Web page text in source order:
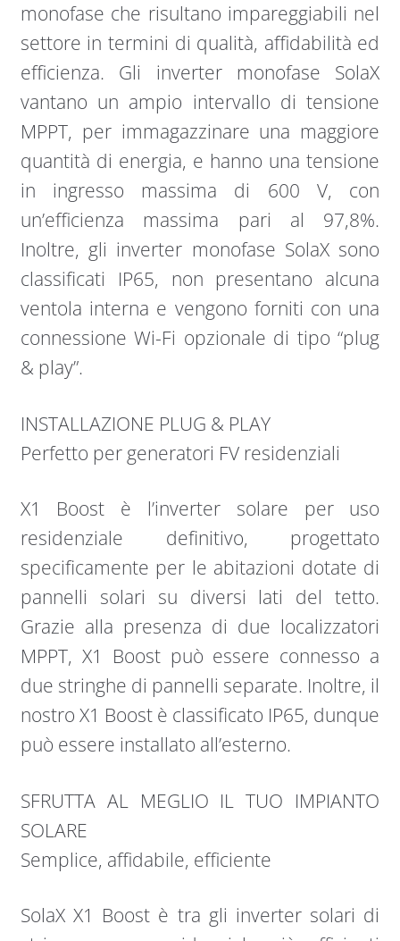
monofase che risultano impareggiabili nel
settore in termini di qualità, affidabilità ed
efficienza. Gli inverter monofase SolaX
vantano un ampio intervallo di tensione
MPPT, per immagazzinare una maggiore
quantità di energia, e hanno una tensione
in ingresso massima di 600 V, con
un’efficienza massima pari al 97,8%.
Inoltre, gli inverter monofase SolaX sono
classificati IP65, non presentano alcuna
ventola interna e vengono forniti con una
connessione Wi-Fi opzionale di tipo “plug
& play”.
INSTALLAZIONE PLUG & PLAY
Perfetto per generatori FV residenziali
X1 Boost è l’inverter solare per uso
residenziale definitivo, progettato
specificamente per le abitazioni dotate di
pannelli solari su diversi lati del tetto.
Grazie alla presenza di due localizzatori
MPPT, X1 Boost può essere connesso a
due stringhe di pannelli separate. Inoltre, il
nostro X1 Boost è classificato IP65, dunque
può essere installato all’esterno.
SFRUTTA AL MEGLIO IL TUO IMPIANTO
SOLARE
Semplice, affidabile, efficiente
SolaX X1 Boost è tra gli inverter solari di